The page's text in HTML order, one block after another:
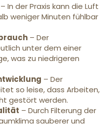
– In der Praxis kann die Luft
weniger Minuten fühlbar
– Der
unter dem einer
was zu niedrigeren
– Der
so leise, dass Arbeiten,
gestört werden.
– Durch Filterung der
sauberer und